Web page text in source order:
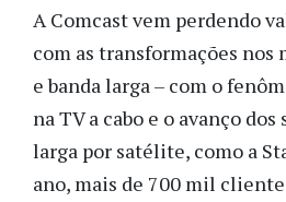
A Comcast vem perdendo
com as transformações nos
e banda larga – com o
na TV a cabo e o avanço
larga por satélite, como a
ano, mais de 700 mil